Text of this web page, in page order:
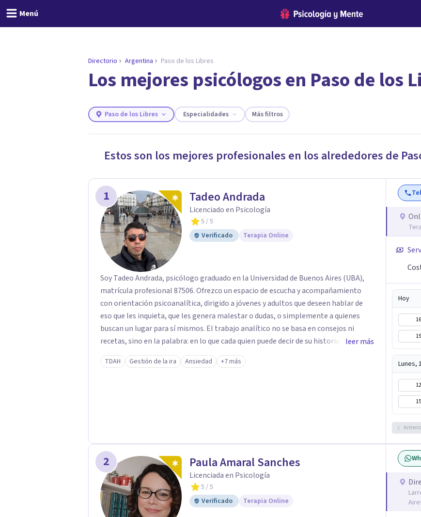
Menú
ENCONTRAR MI TERAPEUTA
¿Necesitas ayuda para encontrar el psicólogo adecuado?
Responder cuestionario
Directorio Argentina Paso de los Libres
Los mejores psicólogos en Paso de los
Paso de los Libres Especialidades Más filtros
Estos son los mejores profesionales en los alrededores de
1 Tadeo Andrada
Licenciado en Psicología
5 / 5
Verificado
Terapia Online
Soy Tadeo Andrada, psicólogo graduado en la Universidad de Buenos Aires (UBA),
matrícula profesional 87506. Ofrezco un espacio de escucha y acompañamiento
con orientación psicoanalítica, dirigido a jóvenes y adultos que deseen hablar de
eso que les inquieta, que les genera malestar o dudas, o simplemente a quienes
buscan un lugar para sí mismos. El trabajo analítico no se basa en consejos ni
recetas, sino en la palabra: en lo que cada quien puede decir de su historia, de su
deseo, de su malestar... En el encuentro con un analista se abre la posibilidad de
pensar de otro modo eso que hasta ahora parecía sin salida.
leer más
TDAH Gestión de la ira Ansiedad +7 más
Hoy
Lunes,
2 Paula Amaral Sanches
Licenciada en Psicología
5 / 5
Verificado
Terapia Online